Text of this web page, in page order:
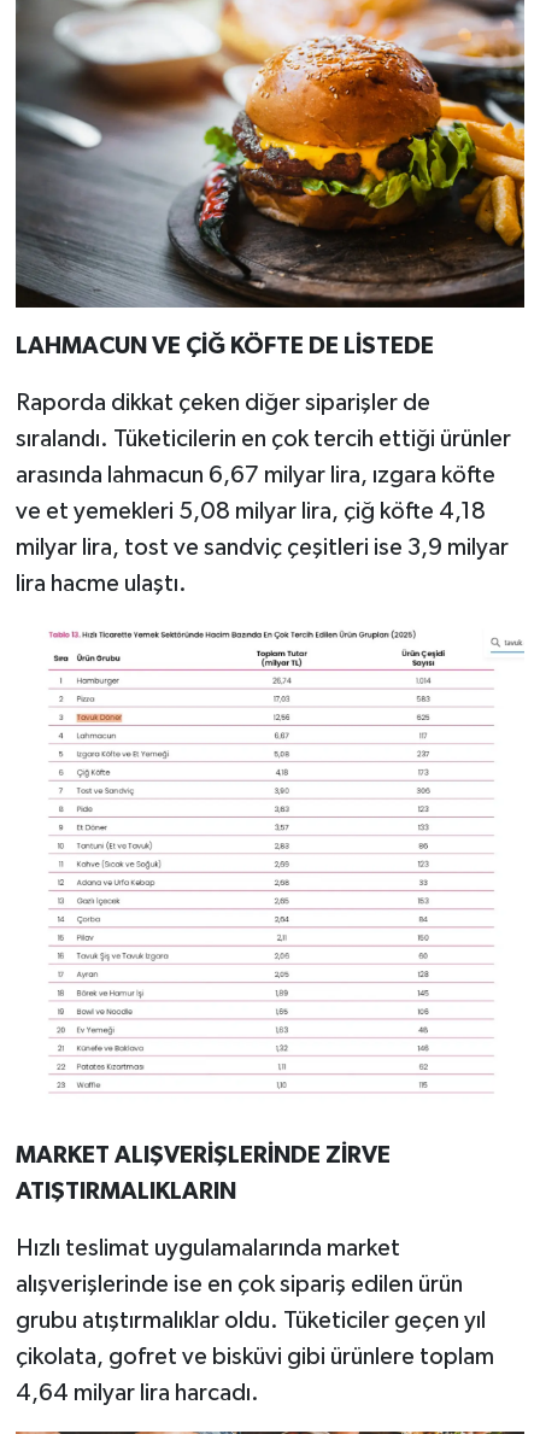
LAHMACUN VE ÇİĞ KÖFTE DE LİSTEDE
Raporda dikkat çeken diğer siparişler de
sıralandı. Tüketicilerin en çok tercih ettiği ürünler
arasında lahmacun 6,67 milyar lira, ızgara köfte
ve et yemekleri 5,08 milyar lira, çiğ köfte 4,18
milyar lira, tost ve sandviç çeşitleri ise 3,9 milyar
lira hacme ulaştı.
MARKET ALIŞVERİŞLERİNDE ZİRVE
ATIŞTIRMALIKLARIN
Hızlı teslimat uygulamalarında market
alışverişlerinde ise en çok sipariş edilen ürün
grubu atıştırmalıklar oldu. Tüketiciler geçen yıl
çikolata, gofret ve bisküvi gibi ürünlere toplam
4,64 milyar lira harcadı.